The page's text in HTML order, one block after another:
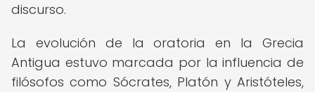
discurso.
La evolución de la oratoria en la Grecia
Antigua estuvo marcada por la influencia de
filósofos como Sócrates, Platón y Aristóteles,